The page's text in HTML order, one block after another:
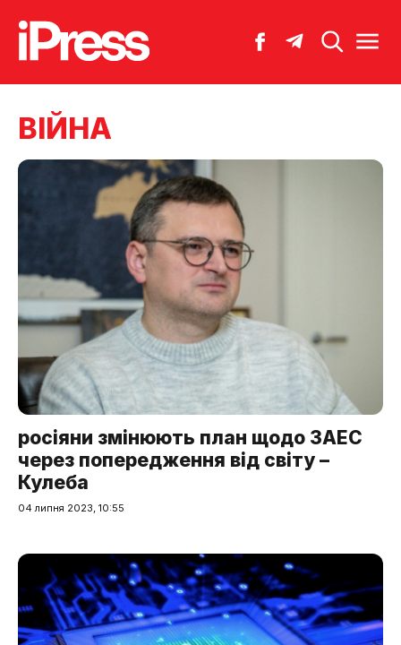
ВІЙНА
росіяни змінюють план щодо ЗАЕС
через попередження від світу –
Кулеба
04 липня 2023, 10:55